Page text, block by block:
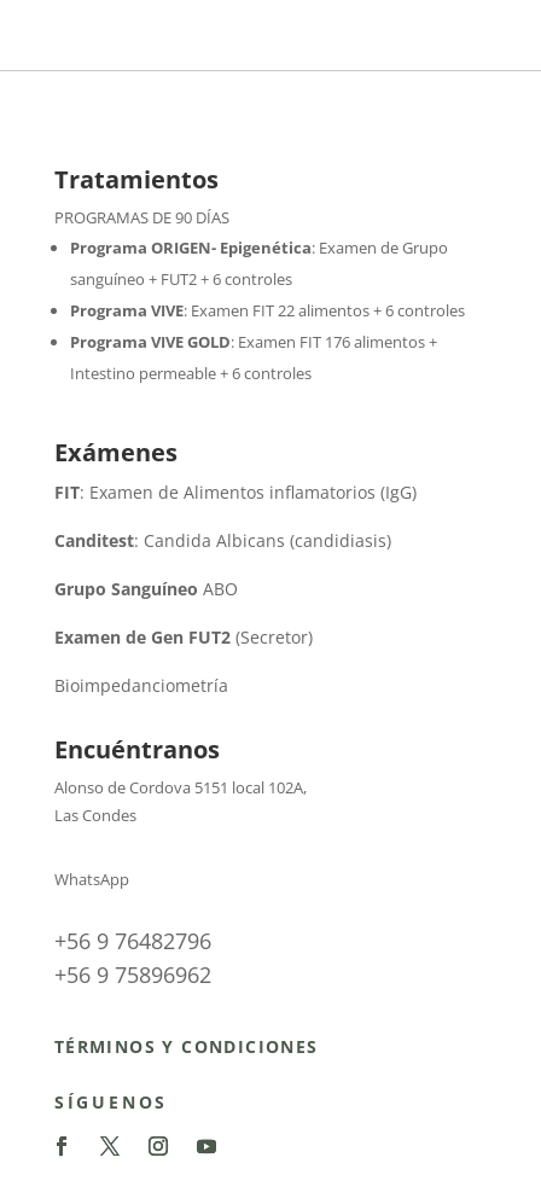
Tratamientos
PROGRAMAS DE 90 DÍAS
Programa ORIGEN- Epigenética:Examen de Grupo
sanguíneo + FUT2 + 6 controles
Programa VIVE: Examen FIT 22 alimentos + 6 controles
Programa VIVE GOLD: Examen FIT 176 alimentos +
Intestino permeable + 6 controles
Exámenes
FIT: Examen de Alimentos inflamatorios (IgG)
Canditest: Candida Albicans (candidiasis)
Grupo Sanguíneo ABO
Examen de Gen FUT2(Secretor)
Bioimpedanciometría
Encuéntranos
Alonso de Cordova 5151 local 102A,
Las Condes
WhatsApp
+56 9 76482796
+56 9 75896962
TÉRMINOS Y CONDICIONES
SÍGUENOS